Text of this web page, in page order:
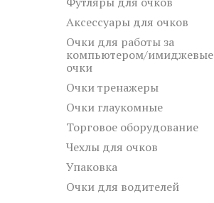
Аксессуары для очков
Очки для работы за
компьютером/имиджевые
очки
Очки тренажеры
Очки глаукомные
Торговое оборудование
Чехлы для очков
Упаковка
Очки для водителей